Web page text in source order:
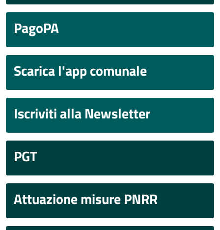
PagoPA
Scarica l'app comunale
Iscriviti alla Newsletter
PGT
Attuazione misure PNRR